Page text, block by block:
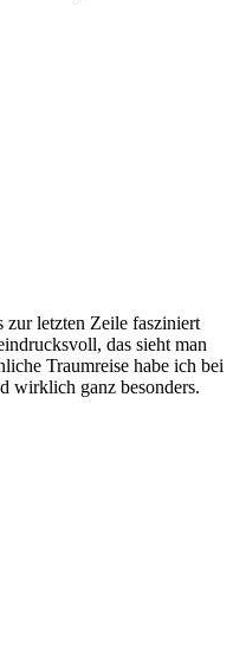
zur letzten Zeile fasziniert
das sieht man
Traumreise habe ich bei
wirklich ganz besonders.